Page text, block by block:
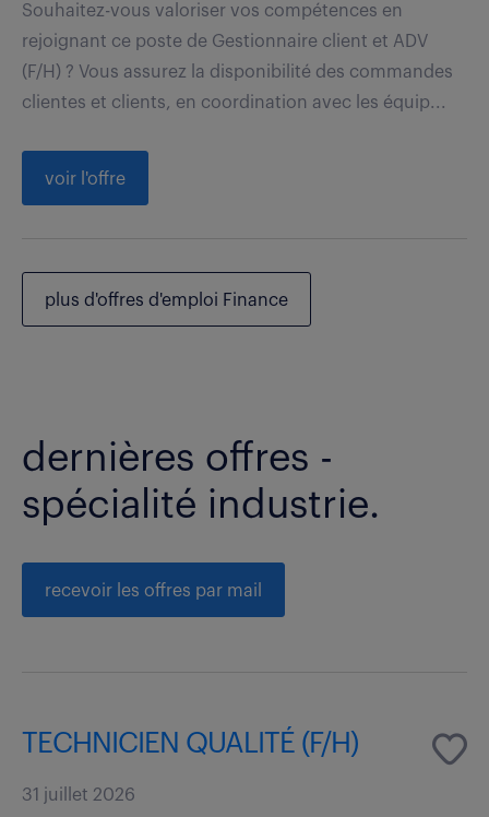
Souhaitez-vous valoriser vos compétences en
rejoignant ce poste de Gestionnaire client et ADV
(F/H) ? Vous assurez la disponibilité des commandes
clientes et clients, en coordination avec les équip...
voir l'offre
plus d'offres d'emploi Finance
dernières offres -
spécialité industrie.
recevoir les offres par mail
TECHNICIEN QUALITÉ (F/H)
31 juillet 2026